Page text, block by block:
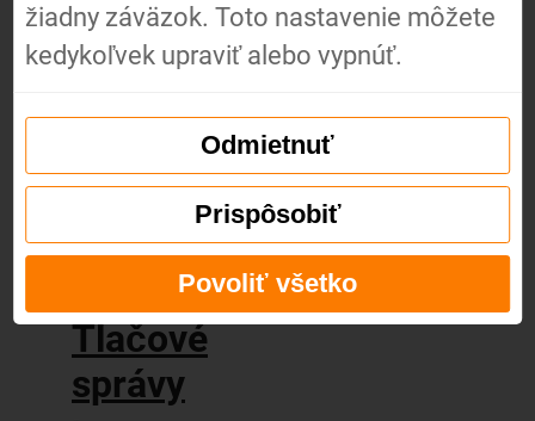
Náš
príbeh
Naše
hodnoty
Tlačové
správy
žiadny záväzok. Toto nastavenie môžete
kedykoľvek upraviť alebo vypnúť.
Odmietnuť
Prispôsobiť
Povoliť všetko